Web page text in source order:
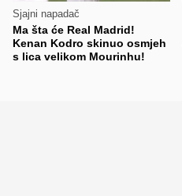
Sjajni napadač
Ma šta će Real Madrid!
Kenan Kodro skinuo osmjeh
s lica velikom Mourinhu!